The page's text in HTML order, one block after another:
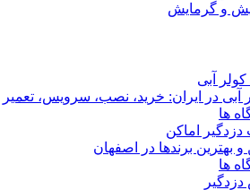
و گرمایش
آبی در ایران: خرید، نصب، سرویس، تعمیر
ها
و بهترین برندها در اصفهان
ها